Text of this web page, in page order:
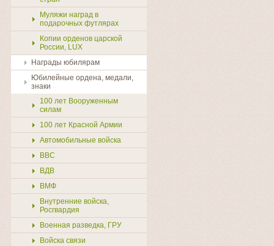
Муляжи наград в
подарочных футлярах
Копии орденов царской
России, LUX
Награды юбилярам
Юбилейные ордена, медали,
знаки
100 лет Вооруженным
силам
100 лет Красной Армии
Автомобильные войска
ВВС
ВДВ
ВМФ
Внутренние войска,
Росгвардия
Военная разведка, ГРУ
Войска связи